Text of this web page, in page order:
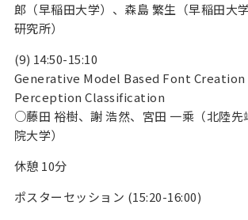
郎（早稲田大学）、森島 繁生（早稲田大
研究所）
(9) 14:50-15:10
Generative Model Based Font
Perception Classification
○藤田 裕樹、謝 浩然、宮田 一乘（北陸先
院大学）
休憩 10分
ポスターセッション (15:20-16:00)